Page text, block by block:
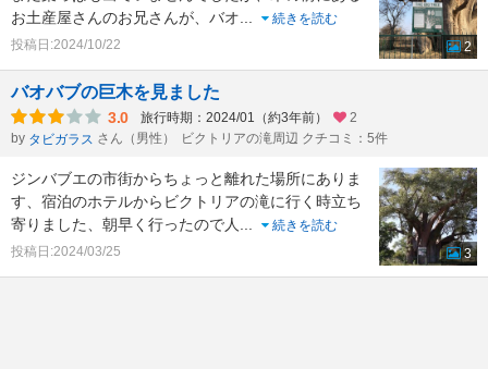
お土産屋さんのお兄さんが、バオ...
続きを読む
投稿日:2024/10/22
2
バオバブの巨木を見ました
3.0 旅行時期：2024/01（約3年前）
2
by タビガラス さん（男性） ビクトリアの滝周辺 クチコミ：5件
ジンバブエの市街からちょっと離れた場所にありま
す、宿泊のホテルからビクトリアの滝に行く時立ち
寄りました、朝早く行ったので人...
続きを読む
投稿日:2024/03/25
3